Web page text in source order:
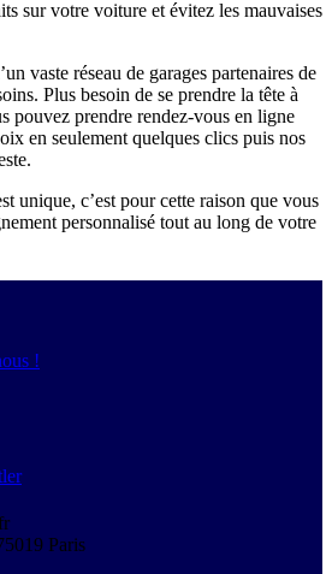
sur votre voiture et évitez les mauvaises
vaste réseau de garages partenaires de
Plus besoin de se prendre la tête à
pouvez prendre rendez-vous en ligne
en seulement quelques clics puis nos
unique, c’est pour cette raison que vous
personnalisé tout au long de votre
!
Paris